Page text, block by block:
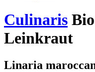
Culinaris
Leinkraut
Linaria